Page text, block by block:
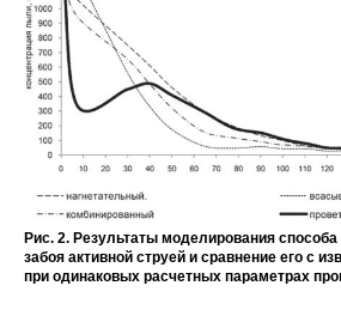
Рис. 2. Результаты моделирования способа
забоя активной струей и сравнение его с
при одинаковых расчетных параметрах